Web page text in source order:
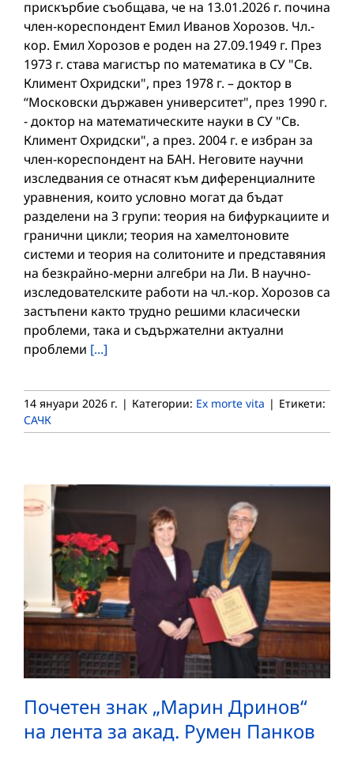
прискърбие съобщава, че на 13.01.2026 г. почина
член-кореспондент Емил Иванов Хорозов. Чл.-
кор. Емил Хорозов е роден на 27.09.1949 г. През
1973 г. става магистър по математика в СУ "Св.
Климент Охридски", през 1978 г. – доктор в
“Московски държавен университет", през 1990 г.
- доктор на математическите науки в СУ "Св.
Климент Охридски", а през. 2004 г. е избран за
член-кореспондент на БАН. Неговите научни
изследвания се отнасят към диференциалните
уравнения, които условно могат да бъдат
разделени на 3 групи: теория на бифуркациите и
гранични цикли; теория на хамелтоновите
системи и теория на солитоните и представяния
на безкрайно-мерни алгебри на Ли. В научно-
изследователските работи на чл.-кор. Хорозов са
застъпени както трудно решими класически
проблеми, така и съдържателни актуални
проблеми [...]
14 януари 2026 г. | Категории: Ex morte vita | Етикети:
САЧК
Почетен знак „Марин Дринов“
на лента за акад. Румен Панков